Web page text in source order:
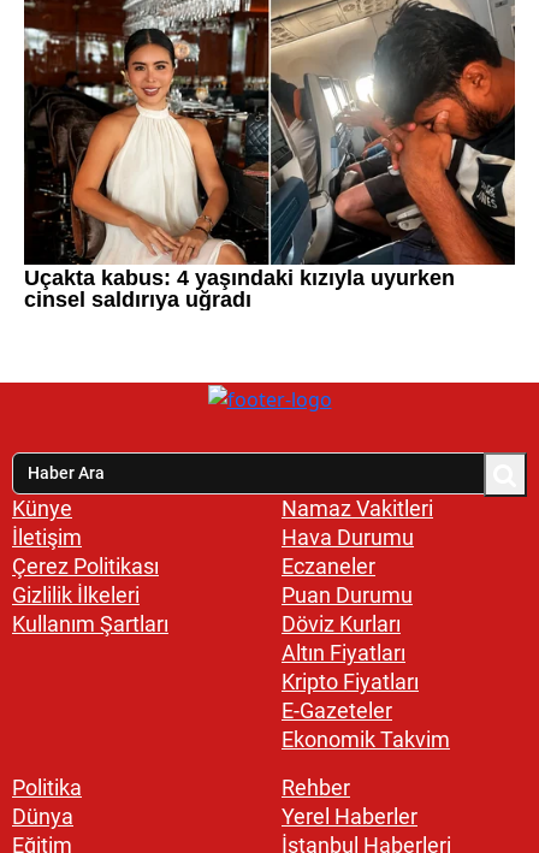
Künye
İletişim
Çerez Politikası
Gizlilik İlkeleri
Kullanım Şartları
Namaz Vakitleri
Hava Durumu
Eczaneler
Puan Durumu
Döviz Kurları
Altın Fiyatları
Kripto Fiyatları
E-Gazeteler
Ekonomik Takvim
Politika
Dünya
Eğitim
Rehber
Yerel Haberler
İstanbul Haberleri